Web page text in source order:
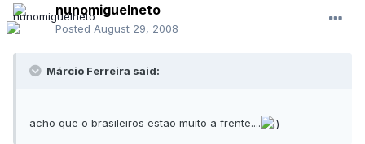
nunomiguelneto
Posted August 29, 2008
Márcio Ferreira said:
acho que o brasileiros estão muito a frente....